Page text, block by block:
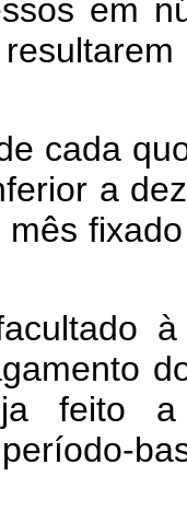
em
a
à
feito